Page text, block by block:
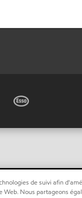
de suivi afin
Nous partageons